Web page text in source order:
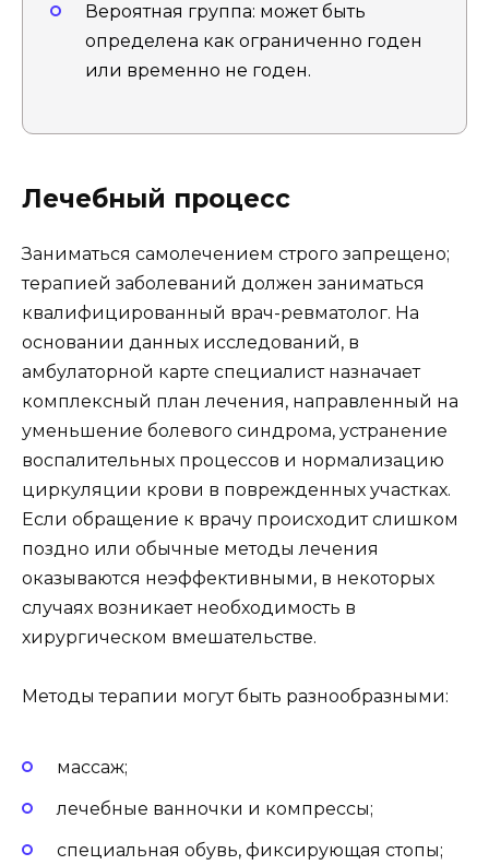
Вероятная группа: может быть
определена как ограниченно годен
или временно не годен.
Лечебный процесс
Заниматься самолечением строго запрещено;
терапией заболеваний должен заниматься
квалифицированный врач-ревматолог. На
основании данных исследований, в
амбулаторной карте специалист назначает
комплексный план лечения, направленный на
уменьшение болевого синдрома, устранение
воспалительных процессов и нормализацию
циркуляции крови в поврежденных участках.
Если обращение к врачу происходит слишком
поздно или обычные методы лечения
оказываются неэффективными, в некоторых
случаях возникает необходимость в
хирургическом вмешательстве.
Методы терапии могут быть разнообразными:
массаж;
лечебные ванночки и компрессы;
специальная обувь, фиксирующая стопы;